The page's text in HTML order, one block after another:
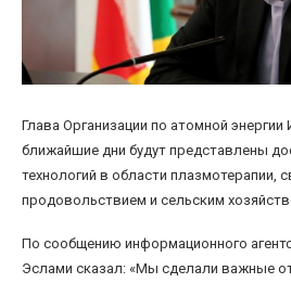
Глава Организации по атомной энергии
ближайшие дни будут представлены
технологий в области плазмотерапии,
продовольствием и сельским
По сообщению информационного
Эслами сказал: «Мы сделали важные